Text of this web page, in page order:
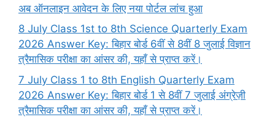
अब ऑनलाइन आवेदन के लिए नया पोर्टल लांच हुआ
8 July Class 1st to 8th Science Quarterly Exam
2026 Answer Key: बिहार बोर्ड 6वीं से 8वीं 8 जुलाई विज्ञान
त्रैमासिक परीक्षा का आंसर की, यहाँ से प्राप्त करें।
7 July Class 1 to 8th English Quarterly Exam
2026 Answer Key: बिहार बोर्ड 1 से 8वीं 7 जुलाई अंग्रेज़ी
त्रैमासिक परीक्षा का आंसर की, यहाँ से प्राप्त करें।